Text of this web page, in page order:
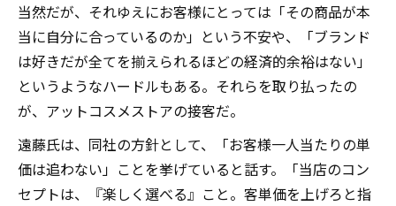
当然だが、それゆえにお客様にとっては「その商品が本
当に自分に合っているのか」という不安や、「ブランド
は好きだが全てを揃えられるほどの経済的余裕はない」
というようなハードルもある。それらを取り払ったの
が、アットコスメストアの接客だ。
遠藤氏は、同社の方針として、「お客様一人当たりの単
価は追わない」ことを挙げていると話す。「当店のコン
セプトは、『楽しく選べる』こと。客単価を上げろと指